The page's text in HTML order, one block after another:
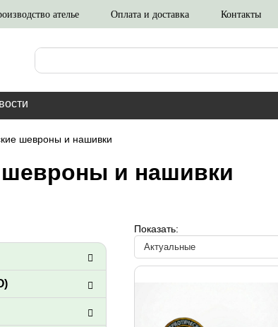
ателье Оплата и доставка Контакты
шевроны и нашивки
шевроны и нашивки
Показать: